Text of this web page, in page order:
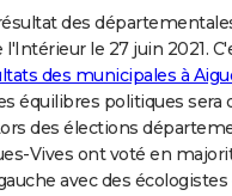
des
le 27 juin 2021.
des municipales à
équilibres politiques sera
des élections
Vives ont voté en
avec des